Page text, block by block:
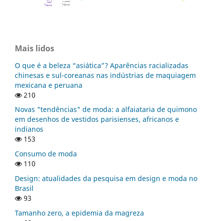
Mais lidos
O que é a beleza “asiática”? Aparências racializadas
chinesas e sul-coreanas nas indústrias de maquiagem
mexicana e peruana
210
Novas "tendências" de moda: a alfaiataria de quimono
em desenhos de vestidos parisienses, africanos e
indianos
153
Consumo de moda
110
Design: atualidades da pesquisa em design e moda no
Brasil
93
Tamanho zero, a epidemia da magreza